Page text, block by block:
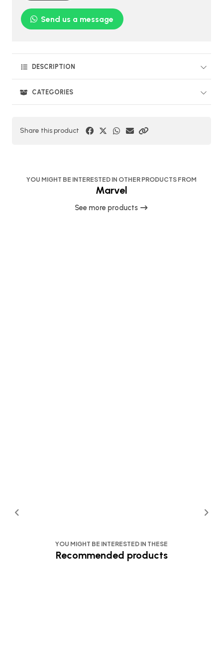
Send us a message
DESCRIPTION
CATEGORIES
Share this product
YOU MIGHT BE INTERESTED IN OTHER PRODUCTS FROM
Marvel
See more products
YOU MIGHT BE INTERESTED IN THESE
Recommended products